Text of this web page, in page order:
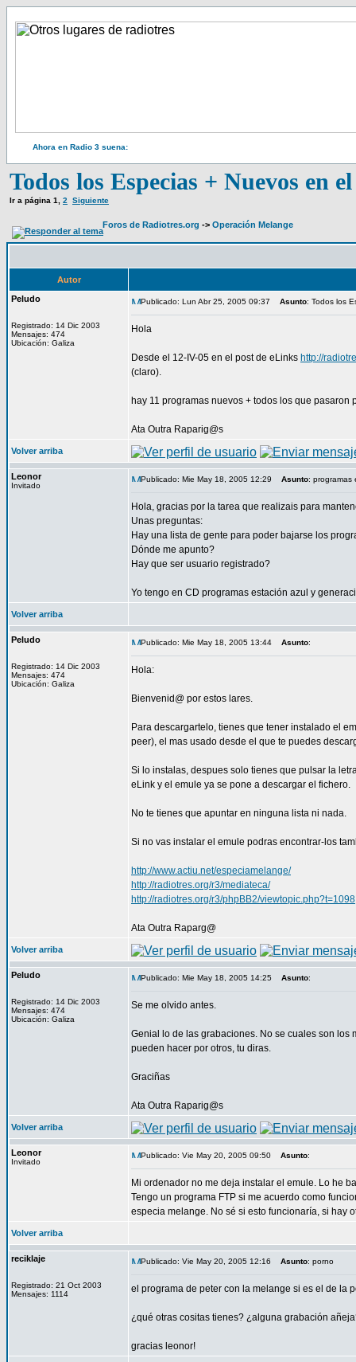
Ahora en Radio 3 suena:
Todos los Especias + Nuevos en
Ir a página 1 2 Siguiente
Foros de Radiotres.org -> Operación Melange
Autor
Peludo
Registrado: 14 Dic 2003
Mensajes: 474
Ubicación: Galiza
Publicado: Lun Abr 25, 2005 09:37 Asunto: Todos los
Hola
Desde el 12-IV-05 en el post de eLinks http://
(claro).
hay 11 programas nuevos + todos los que
Ata Outra Raparig@s
Volver arriba
Leonor
Invitado
Publicado: Mie May 18, 2005 12:29 Asunto: programas
Hola, gracias por la tarea que realizais para
Unas preguntas:
Hay una lista de gente para poder bajarse los
Dónde me apunto?
Hay que ser usuario registrado?
Yo tengo en CD programas estación azul y
Volver arriba
Peludo
Registrado: 14 Dic 2003
Mensajes: 474
Ubicación: Galiza
Publicado: Mie May 18, 2005 13:44 Asunto:
Hola:
Bienvenid@ por estos lares.
Para descargartelo, tienes que tener instalado el
peer), el mas usado desde el que te puedes
Si lo instalas, despues solo tienes que pulsar la
eLink y el emule ya se pone a descargar el fichero.
No te tienes que apuntar en ninguna lista ni nada.
Si no vas instalar el emule podras encontrar-los
http://www.actiu.net/especiamelange/
http://radiotres.org/r3/mediateca/
http://radiotres.org/r3/phpBB2/viewtopic.php?t=1098
Ata Outra Raparg@
Volver arriba
Peludo
Registrado: 14 Dic 2003
Mensajes: 474
Ubicación: Galiza
Publicado: Mie May 18, 2005 14:25 Asunto:
Se me olvido antes.
Genial lo de las grabaciones. No se cuales son los
pueden hacer por otros, tu diras.
Graciñas
Ata Outra Raparig@s
Volver arriba
Leonor
Invitado
Publicado: Vie May 20, 2005 09:50 Asunto:
Mi ordenador no me deja instalar el emule. Lo he
Tengo un programa FTP si me acuerdo como
especia melange. No sé si esto funcionaría, si hay
Volver arriba
reciklaje
Registrado: 21 Oct 2003
Mensajes: 1114
Publicado: Vie May 20, 2005 12:16 Asunto: porno
el programa de peter con la melange si es el de la
¿qué otras cositas tienes? ¿alguna grabación
gracias leonor!